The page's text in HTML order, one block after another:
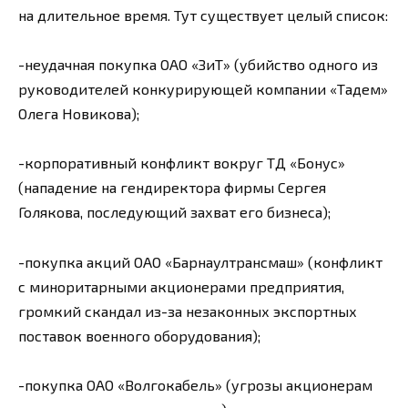
на длительное время. Тут существует целый список:
-неудачная покупка ОАО «ЗиТ» (убийство одного из
руководителей конкурирующей компании «Тадем»
Олега Новикова);
-корпоративный конфликт вокруг ТД «Бонус»
(нападение на гендиректора фирмы Сергея
Голякова, последующий захват его бизнеса);
-покупка акций ОАО «Барнаултрансмаш» (конфликт
с миноритарными акционерами предприятия,
громкий скандал из-за незаконных экспортных
поставок военного оборудования);
-покупка ОАО «Волгокабель» (угрозы акционерам